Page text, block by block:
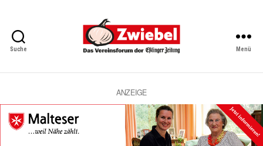
Suche
Vereinsforum
Eßlinger
Zeitung
Menü
ANZEIGE